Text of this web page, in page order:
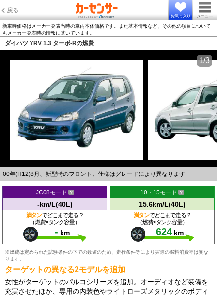
戻る
お気に入り メニュー
新車時価格はメーカー発表当時の車両本体価格です。また基本情報など、その他の項目について
もメーカー発表時の情報に基いています。
ダイハツ YRV 1.3 ターボ-Rの燃費
00年(H12)8月、新型時のフロント。仕様はグレードにより異なります
1/3
JC08モード
-km/L(40L)
満タンでどこまで走る？
（燃費×タンク容量）
- km
10・15モード
15.6km/L(40L)
満タンでどこまで走る？
（燃費×タンク容量）
624 km
※燃費は定められた試験条件の下での数値のため、走行条件等により実際の燃料消費率は異な
ります。
ターゲットの異なる2モデルを追加
女性がターゲットのパルコシリーズを追加。オーディオなど装備を
充実させたほか、専用の内装色やライトローズメタリックのボディ